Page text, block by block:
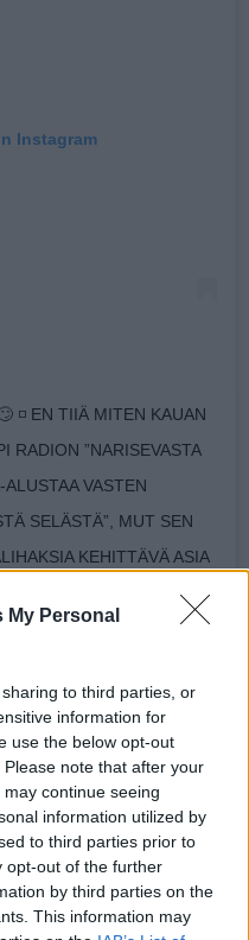
My Personal
to third parties, or
information for
use the below opt-out
note that after your
continue seeing
information utilized by
to third parties prior to
opt-out of the further
by third parties on the
This information may
Instagram
◽️ EN TIIÄ MITEN KAUAN
RADION ”NARISEVASTA
VASTEN
SELÄSTÄ”, MUT SEN
KEHITTÄVÄ ASIA
Teksti: Toimitus